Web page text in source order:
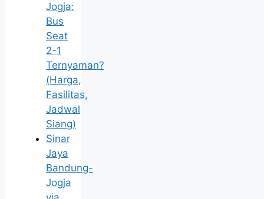
Jogja:
Bus
Seat
2-1
Ternyaman?
(Harga,
Fasilitas,
Jadwal
Siang)
Sinar
Jaya
Bandung-
Jogja